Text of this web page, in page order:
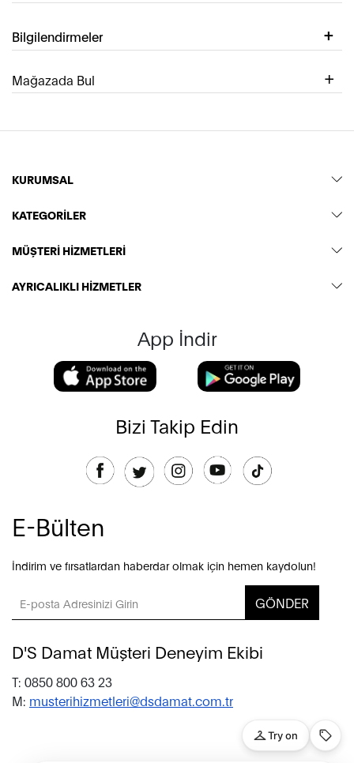
Bilgilendirmeler
Mağazada Bul
KURUMSAL
KATEGORİLER
MÜŞTERİ HİZMETLERİ
AYRICALIKLI HİZMETLER
App İndir
Bizi Takip Edin
E-Bülten
İndirim ve fırsatlardan haberdar olmak için hemen kaydolun!
GÖNDER
D'S Damat Müşteri Deneyim Ekibi
T: 0850 800 63 23
M: musterihizmetleri@dsdamat.com.tr